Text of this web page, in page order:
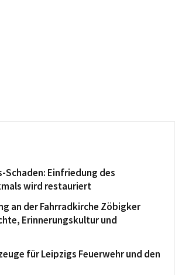
Schaden: Einfriedung des
wird restauriert
an der Fahrradkirche Zöbigker
Erinnerungskultur und
für Leipzigs Feuerwehr und den